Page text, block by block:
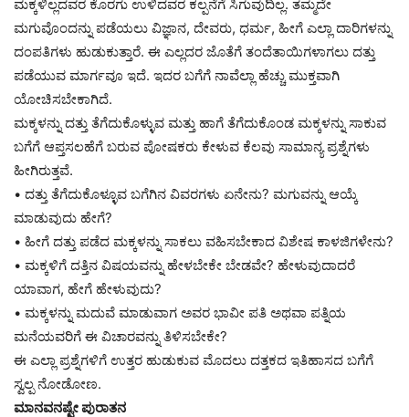
ಮಕ್ಕಳಿಲ್ಲದವರ ಕೊರಗು ಉಳಿದವರ ಕಲ್ಪನೆಗೆ ಸಿಗುವುದಿಲ್ಲ. ತಮ್ಮದೇ
ಮಗುವೊಂದನ್ನು ಪಡೆಯಲು ವಿಜ್ಞಾನ, ದೇವರು, ಧರ್ಮ, ಹೀಗೆ ಎಲ್ಲಾ ದಾರಿಗಳನ್ನು
ದಂಪತಿಗಳು ಹುಡುಕುತ್ತಾರೆ. ಈ ಎಲ್ಲದರ ಜೊತೆಗೆ ತಂದೆತಾಯಿಗಳಾಗಲು ದತ್ತು
ಪಡೆಯುವ ಮಾರ್ಗವೂ ಇದೆ. ಇದರ ಬಗೆಗೆ ನಾವೆಲ್ಲಾ ಹೆಚ್ಚು ಮುಕ್ತವಾಗಿ
ಯೋಚಿಸಬೇಕಾಗಿದೆ.
ಮಕ್ಕಳನ್ನು ದತ್ತು ತೆಗೆದುಕೊಳ್ಳುವ ಮತ್ತು ಹಾಗೆ ತೆಗೆದುಕೊಂಡ ಮಕ್ಕಳನ್ನು ಸಾಕುವ
ಬಗೆಗೆ ಆಪ್ತಸಲಹೆಗೆ ಬರುವ ಪೋಷಕರು ಕೇಳುವ ಕೆಲವು ಸಾಮಾನ್ಯ ಪ್ರಶ್ನೆಗಳು
ಹೀಗಿರುತ್ತವೆ.
• ದತ್ತು ತೆಗೆದುಕೊಳ್ಳೂವ ಬಗೆಗಿನ ವಿವರಗಳು ಏನೇನು? ಮಗುವನ್ನು ಆಯ್ಕೆ
ಮಾಡುವುದು ಹೇಗೆ?
• ಹೀಗೆ ದತ್ತು ಪಡೆದ ಮಕ್ಕಳನ್ನು ಸಾಕಲು ವಹಿಸಬೇಕಾದ ವಿಶೇಷ ಕಾಳಜಿಗಳೇನು?
• ಮಕ್ಕಳಿಗೆ ದತ್ತಿನ ವಿಷಯವನ್ನು ಹೇಳಬೇಕೇ ಬೇಡವೇ? ಹೇಳುವುದಾದರೆ
ಯಾವಾಗ, ಹೇಗೆ ಹೇಳುವುದು?
• ಮಕ್ಕಳನ್ನು ಮದುವೆ ಮಾಡುವಾಗ ಅವರ ಭಾವೀ ಪತಿ ಅಥವಾ ಪತ್ನಿಯ
ಮನೆಯವರಿಗೆ ಈ ವಿಚಾರವನ್ನು ತಿಳಿಸಬೇಕೇ?
ಈ ಎಲ್ಲಾ ಪ್ರಶ್ನೆಗಳಿಗೆ ಉತ್ತರ ಹುಡುಕುವ ಮೊದಲು ದತ್ತಕದ ಇತಿಹಾಸದ ಬಗೆಗೆ
ಸ್ವಲ್ಪ ನೋಡೋಣ.
ಮಾನವನಷ್ಟೇ ಪುರಾತನ